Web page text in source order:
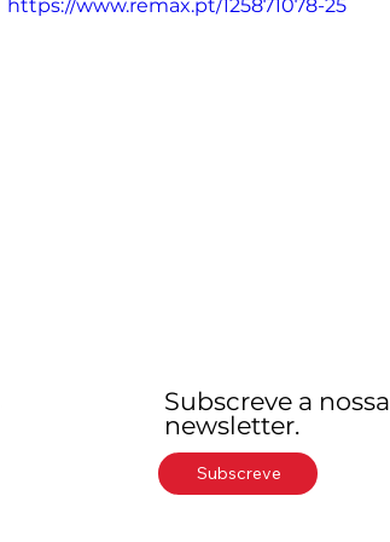
https://www.remax.pt/125871078-25
Subscreve a nossa
newsletter.
Subscreve